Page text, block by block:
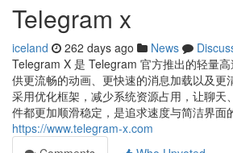
Telegram x
iceland 262 days ago News
Telegram X 是 Telegram 官方推出的轻量
供更流畅的动画、更快速的消息加载以及更
采用优化框架，减少系统资源占用，让聊天
件都更加顺滑稳定，是追求速度与简洁界面
https://www.telegram-x.com